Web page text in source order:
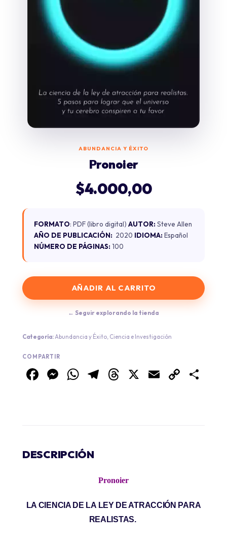
ABUNDANCIA Y ÉXITO
Pronoier
$4.000,00
FORMATO: PDF (libro digital) AUTOR: Steve Allen
AÑO DE PUBLICACIÓN: 2020 IDIOMA: Español
NÚMERO DE PÁGINAS: 100
AÑADIR AL CARRITO
← Seguir explorando la tienda
Categoría:Abundancia y Éxito, Ciencia e Investigación
COMPARTIR
Facebook
Messenger
WhatsApp
Telegram
Threads
X EmailCopy
DESCRIPCIÓN
Pronoier
LA CIENCIA DE LA LEY DE ATRACCIÓN PARA
REALISTAS.